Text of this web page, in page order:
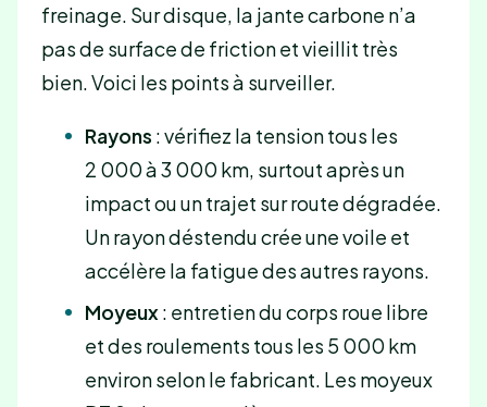
freinage. Sur disque, la jante carbone n’a
pas de surface de friction et vieillit très
bien. Voici les points à surveiller.
Rayons : vérifiez la tension tous les
2 000 à 3 000 km, surtout après un
impact ou un trajet sur route dégradée.
Un rayon déstendu crée une voile et
accélère la fatigue des autres rayons.
Moyeux: entretien du corps roue libre
et des roulements tous les 5 000 km
environ selon le fabricant. Les moyeux